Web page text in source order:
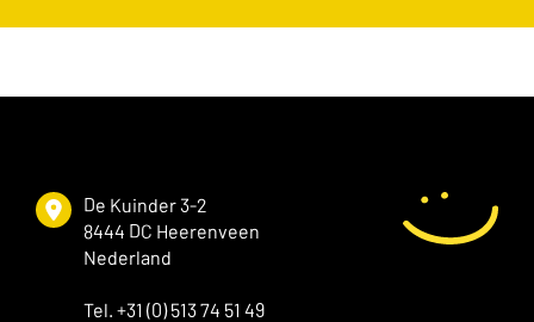
De Kuinder 3-2
8444 DC Heerenveen
Nederland
Tel. +31 (0) 513 74 51 49